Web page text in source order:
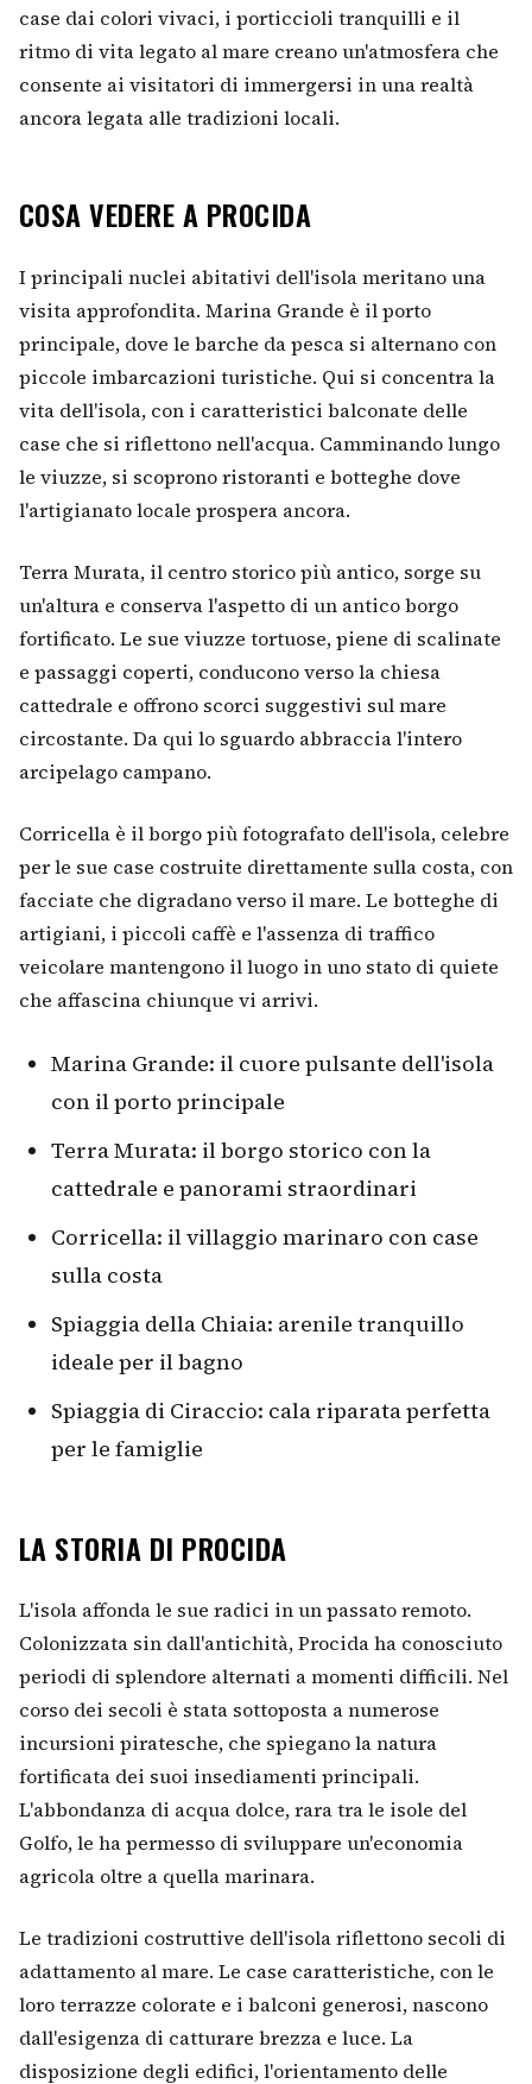
case dai colori vivaci, i porticcioli tranquilli e il
ritmo di vita legato al mare creano un'atmosfera che
consente ai visitatori di immergersi in una realtà
ancora legata alle tradizioni locali.
COSA VEDERE A PROCIDA
I principali nuclei abitativi dell'isola meritano una
visita approfondita. Marina Grande è il porto
principale, dove le barche da pesca si alternano con
piccole imbarcazioni turistiche. Qui si concentra la
vita dell'isola, con i caratteristici balconate delle
case che si riflettono nell'acqua. Camminando lungo
le viuzze, si scoprono ristoranti e botteghe dove
l'artigianato locale prospera ancora.
Terra Murata, il centro storico più antico, sorge su
un'altura e conserva l'aspetto di un antico borgo
fortificato. Le sue viuzze tortuose, piene di scalinate
e passaggi coperti, conducono verso la chiesa
cattedrale e offrono scorci suggestivi sul mare
circostante. Da qui lo sguardo abbraccia l'intero
arcipelago campano.
Corricella è il borgo più fotografato dell'isola, celebre
per le sue case costruite direttamente sulla costa, con
facciate che digradano verso il mare. Le botteghe di
artigiani, i piccoli caffè e l'assenza di traffico
veicolare mantengono il luogo in uno stato di quiete
che affascina chiunque vi arrivi.
Marina Grande: il cuore pulsante dell'isola
con il porto principale
Terra Murata: il borgo storico con la
cattedrale e panorami straordinari
Corricella: il villaggio marinaro con case
sulla costa
Spiaggia della Chiaia: arenile tranquillo
ideale per il bagno
Spiaggia di Ciraccio: cala riparata perfetta
per le famiglie
LA STORIA DI PROCIDA
L'isola affonda le sue radici in un passato remoto.
Colonizzata sin dall'antichità, Procida ha conosciuto
periodi di splendore alternati a momenti difficili. Nel
corso dei secoli è stata sottoposta a numerose
incursioni piratesche, che spiegano la natura
fortificata dei suoi insediamenti principali.
L'abbondanza di acqua dolce, rara tra le isole del
Golfo, le ha permesso di sviluppare un'economia
agricola oltre a quella marinara.
Le tradizioni costruttive dell'isola riflettono secoli di
adattamento al mare. Le case caratteristiche, con le
loro terrazze colorate e i balconi generosi, nascono
dall'esigenza di catturare brezza e luce. La
disposizione degli edifici, l'orientamento delle